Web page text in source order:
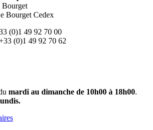
Bourget
Bourget Cedex
(0)1 49 92 70 00
(0)1 49 92 70 62
mardi au dimanche de 10h00 à 18h00.